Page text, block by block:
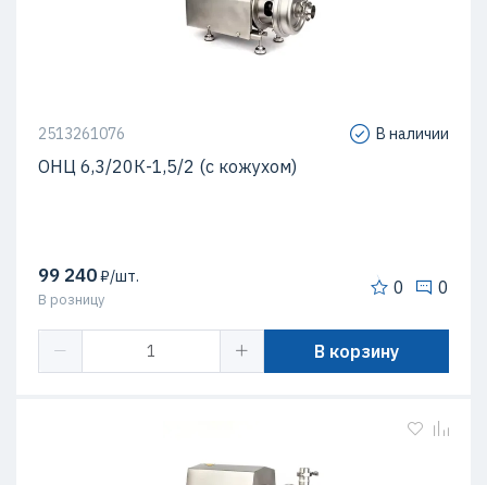
2513261076 В наличии
ОНЦ 6,3/20К-1,5/2 (с кожухом)
99 240₽/шт.
В розницу
0 0
В корзину